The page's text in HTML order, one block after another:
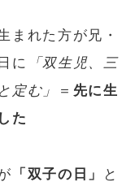
まれた方が兄・
に
「双生児、三
定む」
＝ 先に生
た
「双子の日」
と